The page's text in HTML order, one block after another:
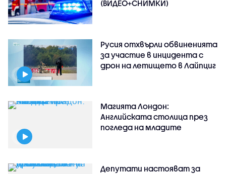
(ВИДЕО+СНИМКИ)
Русия отхвърли обвиненията
за участие в инцидента с
дрон на летището в Лайпциг
Магията Лондон:
Английската столица през
погледа на младите
Депутати настояват за